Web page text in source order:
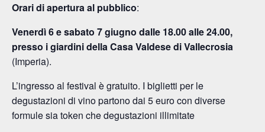
Orari di apertura al pubblico:
Venerdì 6 e sabato 7 giugno dalle 18.00 alle 24.00,
presso i giardini della Casa Valdese di Vallecrosia
(Imperia).
L’ingresso al festival è gratuito. I biglietti per le
degustazioni di vino partono dai 5 euro con diverse
formule sia token che degustazioni illimitate